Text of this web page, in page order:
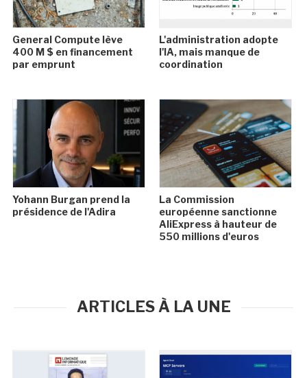
General Compute lève
400 M $ en financement
par emprunt
L'administration adopte
l'IA, mais manque de
coordination
Yohann Burgan prend la
présidence de l'Adira
La Commission
européenne sanctionne
AliExpress à hauteur de
550 millions d'euros
ARTICLES À LA UNE